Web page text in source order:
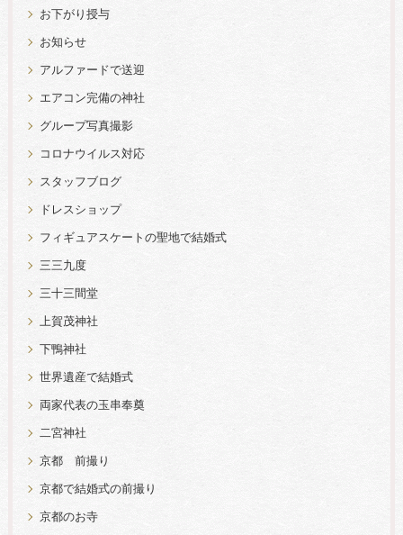
お下がり授与
お知らせ
アルファードで送迎
エアコン完備の神社
グループ写真撮影
コロナウイルス対応
スタッフブログ
ドレスショップ
フィギュアスケートの聖地で結婚式
三三九度
三十三間堂
上賀茂神社
下鴨神社
世界遺産で結婚式
両家代表の玉串奉奠
二宮神社
京都 前撮り
京都で結婚式の前撮り
京都のお寺